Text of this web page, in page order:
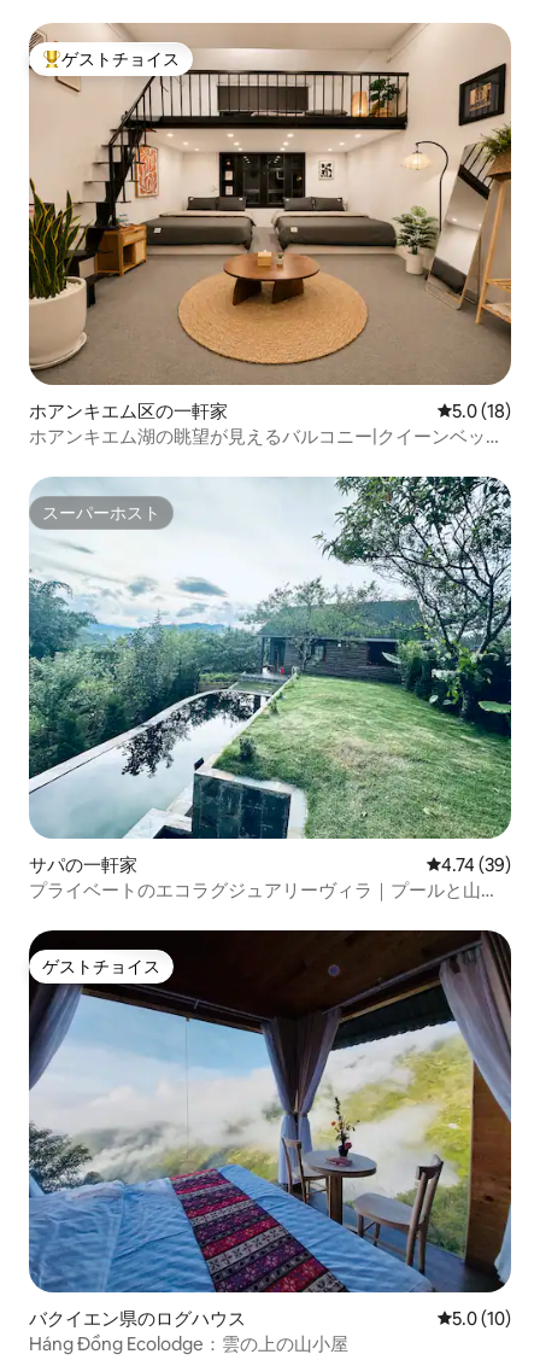
大好評のゲストチョイスです。
ゲストチョイス
ホアンキエム区の一軒家 レビュー18
5.0 (18)
ホアンキエム湖の眺望が見えるバルコニー|クイーンベッド
スーパーホスト
スーパーホスト
サパの一軒家 レビュー39
4.74 (39)
プライベートのエコラグジュアリーヴィラ｜プールと山の
ゲストチョイス
ゲストチョイス
バクイエン県のログハウス レビュー10
5.0 (10)
Háng Đồng Ecolodge：雲の上の山小屋